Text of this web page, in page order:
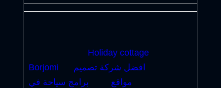
Holiday cottage
Borjomi
افضل شركة تصميم
مواقع
برامج سياحة في